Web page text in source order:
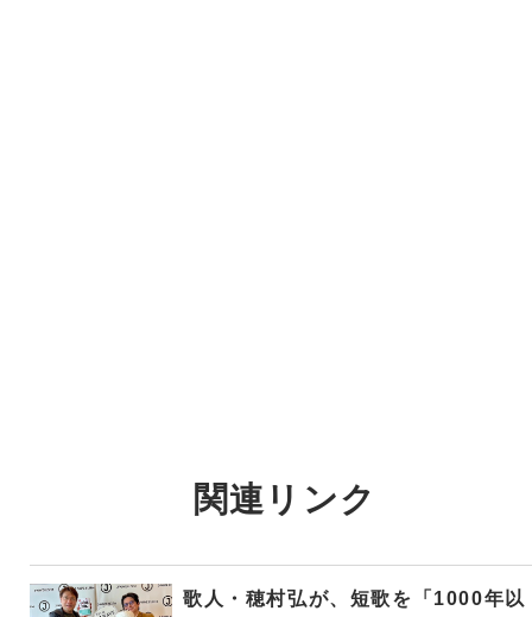
関連リンク
歌人・穂村弘が、短歌を「1000年以